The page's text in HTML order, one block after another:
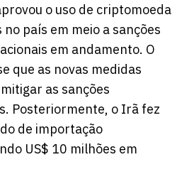
o uso de criptomoeda
país em meio a sanções
em andamento. O
que as novas medidas
as sanções
Posteriormente, o Irã fez
de importação
US$ 10 milhões em